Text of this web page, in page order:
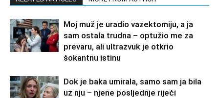
Moj muž je uradio vazektomiju, a ja
sam ostala trudna – optužio me za
prevaru, ali ultrazvuk je otkrio
šokantnu istinu
Dok je baka umirala, samo sam ja bila
uz nju – njene posljednje riječi